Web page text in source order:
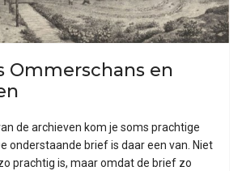
Ommerschans en
de archieven kom je soms prachtige
onderstaande brief is daar een van. Niet
prachtig is, maar omdat de brief zo